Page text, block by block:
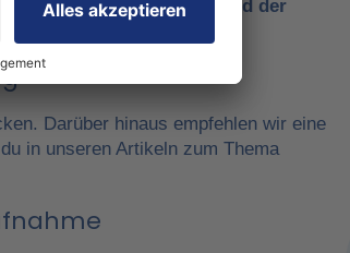
Ebenso ist eswährend der
Darüber hinaus empfehlen wir eine
in unseren Artikeln zum Thema